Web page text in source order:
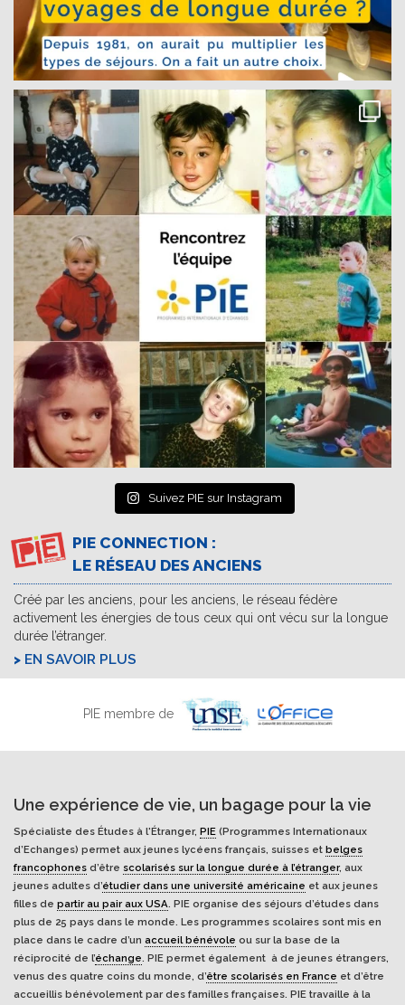
Suivez PIE sur Instagram
PIE CONNECTION :
LE RÉSEAU DES ANCIENS
Créé par les anciens, pour les anciens, le réseau fédère
activement les énergies de tous ceux qui ont vécu sur la longue
durée l’étranger.
EN SAVOIR PLUS
PIE membre de
Une expérience de vie, un bagage pour la vie
Spécialiste des Études à l'Étranger, PIE (Programmes Internationaux
d’Echanges) permet aux jeunes lycéens français, suisses et belges
francophones d’être scolarisés sur la longue durée à l’étranger, aux
jeunes adultes d’étudier dans une université américaine et aux jeunes
filles de partir au pair aux USA. PIE organise des séjours d’études dans
plus de 25 pays dans le monde. Les programmes scolaires sont mis en
place dans le cadre d’un accueil bénévole ou sur la base de la
réciprocité de l’échange. PIE permet également à de jeunes étrangers,
venus des quatre coins du monde, d’être scolarisés en France et d’être
accueillis bénévolement par des familles françaises. PIE travaille à la